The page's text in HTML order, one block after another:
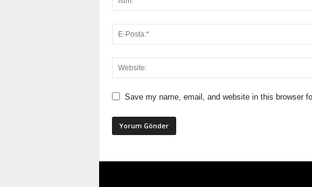
Save my name, email, and website in this browser